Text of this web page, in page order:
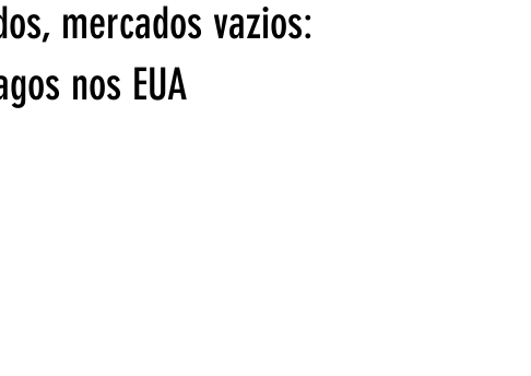
mercados vazios:
nos EUA